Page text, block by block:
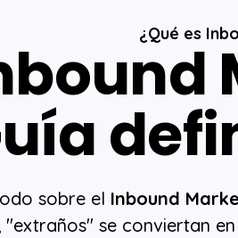
¿Qué es
sobre el Inbound
"extraños" se conviertan